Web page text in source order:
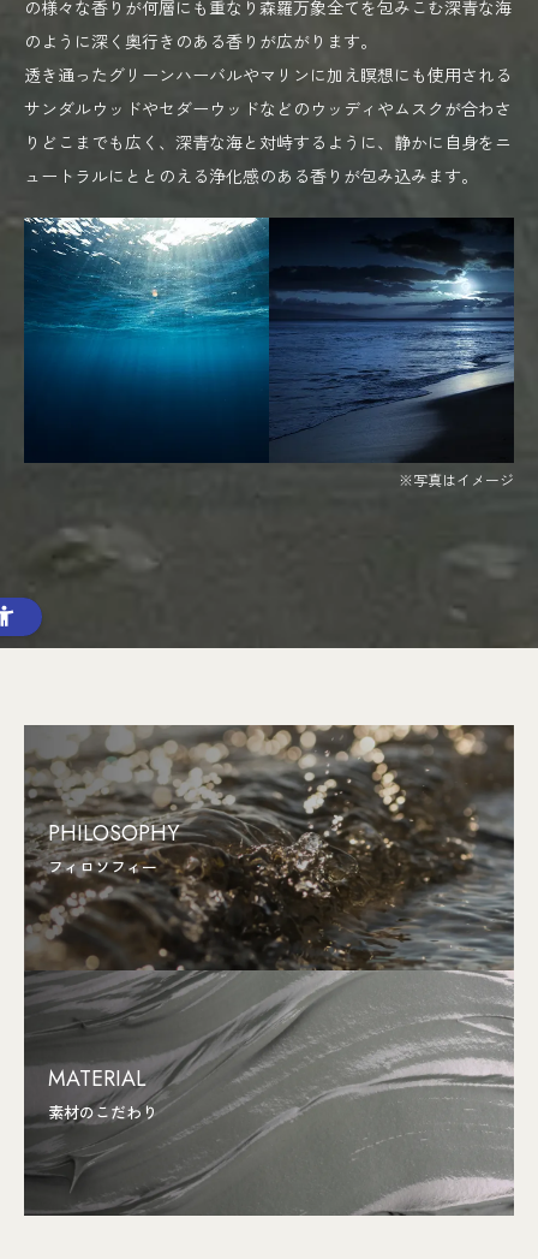
の様々な香りが何層にも重なり森羅万象全てを包みこむ深青な海
のように深く奥行きのある香りが広がります。
透き通ったグリーンハーバルやマリンに加え瞑想にも使用される
サンダルウッドやセダーウッドなどのウッディやムスクが合わさ
りどこまでも広く、深青な海と対峙するように、静かに自身をニ
ュートラルにととのえる浄化感のある香りが包み込みます。
※写真はイメージ
PHILOSOPHY
フィロソフィー
MATERIAL
素材のこだわり